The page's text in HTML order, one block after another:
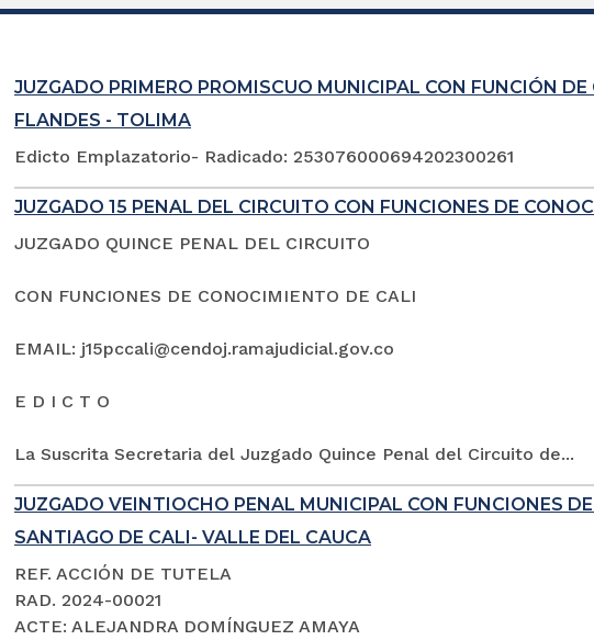
JUZGADO PRIMERO PROMISCUO MUNICIPAL CON FUNCIÓN
FLANDES - TOLIMA
Edicto Emplazatorio- Radicado: 253076000694202300261
JUZGADO 15 PENAL DEL CIRCUITO CON FUNCIONES DE
JUZGADO QUINCE PENAL DEL CIRCUITO
CON FUNCIONES DE CONOCIMIENTO DE CALI
EMAIL: j15pccali@cendoj.ramajudicial.gov.co
E D I C T O
La Suscrita Secretaria del Juzgado Quince Penal del Circuito de...
JUZGADO VEINTIOCHO PENAL MUNICIPAL CON FUNCIONES
SANTIAGO DE CALI- VALLE DEL CAUCA
REF. ACCIÓN DE TUTELA
RAD. 2024-00021
ACTE: ALEJANDRA DOMÍNGUEZ AMAYA